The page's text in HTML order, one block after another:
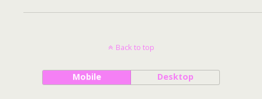
Back to top
Mobile Desktop